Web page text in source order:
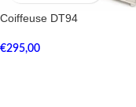
Coiffeuse DT94
€295,00